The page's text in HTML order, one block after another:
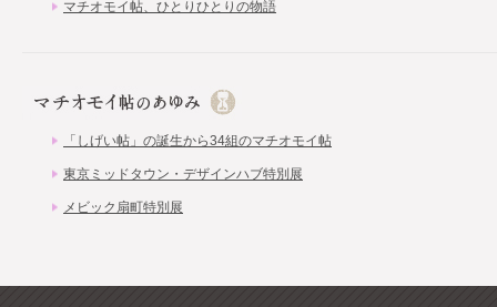
マチオモイ帖、ひとりひとりの物語
「しげい帖」の誕生から34組のマチオモイ帖
東京ミッドタウン・デザインハブ特別展
メビック扇町特別展